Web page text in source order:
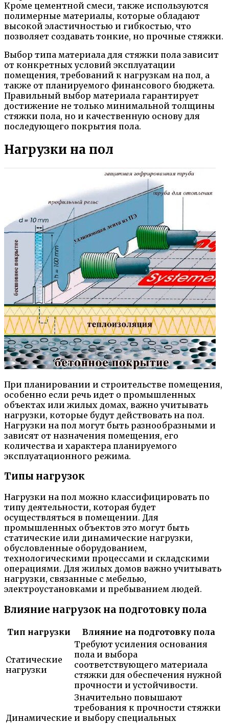
Кроме цементной смеси, также используются
полимерные материалы, которые обладают
высокой эластичностью и гибкостью, что
позволяет создавать тонкие, но прочные стяжки.
Выбор типа материала для стяжки пола зависит
от конкретных условий эксплуатации
помещения, требований к нагрузкам на пол, а
также от планируемого финансового бюджета.
Правильный выбор материала гарантирует
достижение не только минимальной толщины
стяжки пола, но и качественную основу для
последующего покрытия пола.
Нагрузки на пол
При планировании и строительстве помещения,
особенно если речь идет о промышленных
объектах или жилых домах, важно учитывать
нагрузки, которые будут действовать на пол.
Нагрузки на пол могут быть разнообразными и
зависят от назначения помещения, его
количества и характера планируемого
эксплуатационного режима.
Типы нагрузок
Нагрузки на пол можно классифицировать по
типу деятельности, которая будет
осуществляться в помещении. Для
промышленных объектов это могут быть
статические или динамические нагрузки,
обусловленные оборудованием,
технологическими процессами и складскими
операциями. Для жилых домов важно учитывать
нагрузки, связанные с мебелью,
электроустановками и пребыванием людей.
Влияние нагрузок на подготовку пола
Тип нагрузки Влияние на подготовку пола
Статические
нагрузки
Требуют усиления основания
пола и выбора
соответствующего материала
стяжки для обеспечения нужной
прочности и устойчивости.
Динамические
Значительно повышают
требования к прочности стяжки
и выбору специальных